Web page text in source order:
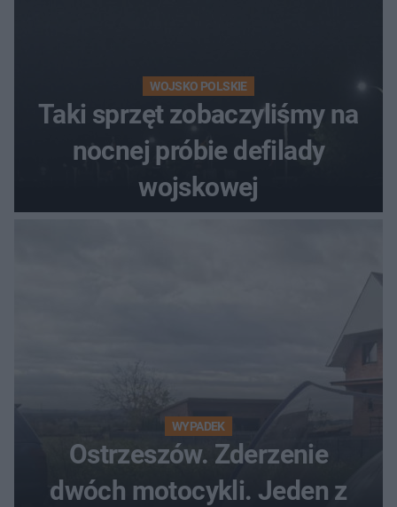
WOJSKO POLSKIE
Taki sprzęt zobaczyliśmy na
nocnej próbie defilady
wojskowej
WYPADEK
Ostrzeszów. Zderzenie
dwóch motocykli. Jeden z